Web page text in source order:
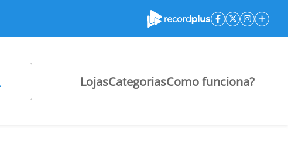
LojasCategoriasComo funciona?